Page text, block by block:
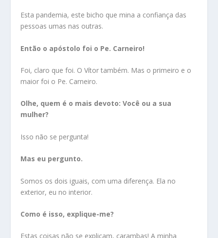
Esta pandemia, este bicho que mina a confiança das
pessoas umas nas outras.
Então o apóstolo foi o Pe. Carneiro!
Foi, claro que foi. O Vítor também. Mas o primeiro e o
maior foi o Pe. Carneiro.
Olhe, quem é o mais devoto: Você ou a sua
mulher?
Isso não se pergunta!
Mas eu pergunto.
Somos os dois iguais, com uma diferença. Ela no
exterior, eu no interior.
Como é isso, explique-me?
Estas coisas não se explicam, carambas! A minha